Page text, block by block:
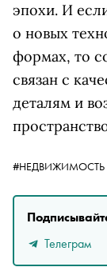
эпохи. И
о новых
формах, то
связан с
деталям и
#НЕДВИЖИМОСТЬ
Телеграм